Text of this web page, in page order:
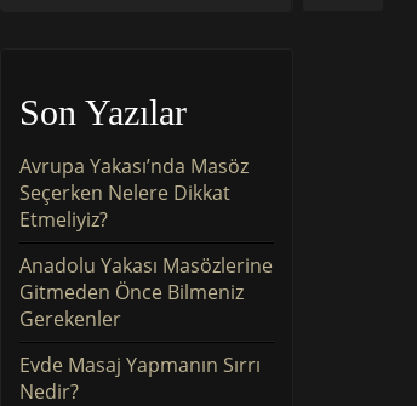
Son Yazılar
Avrupa Yakası’nda Masöz
Seçerken Nelere Dikkat
Etmeliyiz?
Anadolu Yakası Masözlerine
Gitmeden Önce Bilmeniz
Gerekenler
Evde Masaj Yapmanın Sırrı
Nedir?